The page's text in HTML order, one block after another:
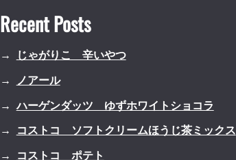
Recent Posts
じゃがりこ 辛いやつ
ノアール
ハーゲンダッツ ゆずホワイトショコラ
コストコ ソフトクリームほうじ茶ミックス
コストコ ポテト